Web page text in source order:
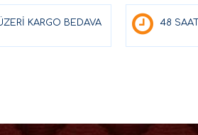
KARGO BEDAVA 48